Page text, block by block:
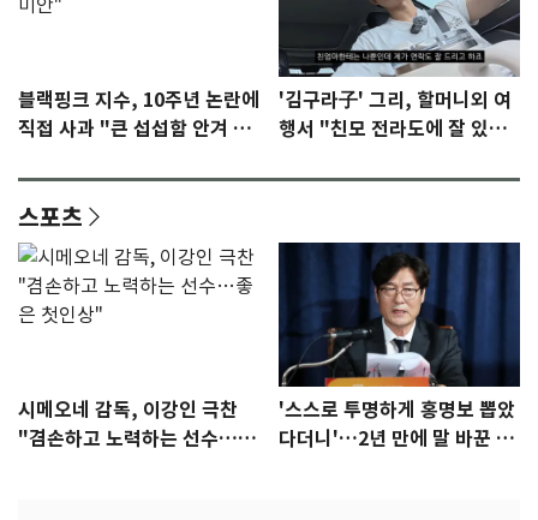
블랙핑크 지수, 10주년 논란에
직접 사과 "큰 섭섭함 안겨 미
'김구라子' 그리, 할머니외 여
행서 "친모 전라도에 잘 있
스포츠
시메오네 감독, 이강인 극찬
"겸손하고 노력하는 선수…좋
'스스로 투명하게 홍명보 뽑았
다더니'…2년 만에 말 바꾼 이